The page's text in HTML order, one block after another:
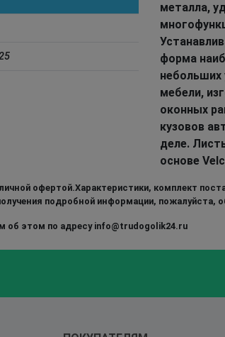
металла,
форма
небольших
мебели,
оконных
кузовов
деле.
основе
офертой.Характеристики, комплект
подробной информации, пожалуйста,
об этом по адресу info@trudogolik24.ru